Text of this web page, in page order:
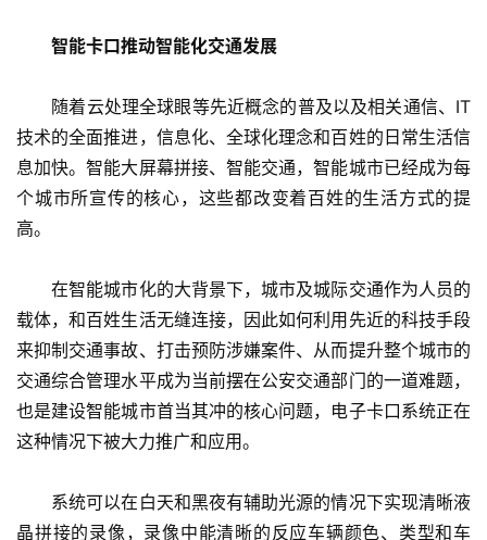
智能卡口推动智能化交通发展
随着云处理全球眼等先近概念的普及以及相关通信、IT
技术的全面推进，信息化、全球化理念和百姓的日常生活信
息加快。智能大屏幕拼接、智能交通，智能城市已经成为每
个城市所宣传的核心，这些都改变着百姓的生活方式的提
高。
在智能城市化的大背景下，城市及城际交通作为人员的
载体，和百姓生活无缝连接，因此如何利用先近的科技手段
来抑制交通事故、打击预防涉嫌案件、从而提升整个城市的
交通综合管理水平成为当前摆在公安交通部门的一道难题，
也是建设智能城市首当其冲的核心问题，电子卡口系统正在
这种情况下被大力推广和应用。
系统可以在白天和黑夜有辅助光源的情况下实现清晰液
晶拼接的录像，录像中能清晰的反应车辆颜色、类型和车